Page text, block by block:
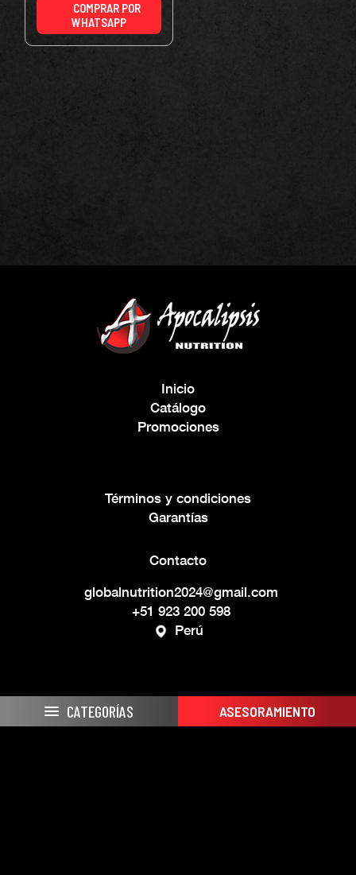
CATEGORÍAS
COMPRAR POR
WHATSAPP
Inicio
Catálogo
Promociones
Términos y condiciones
Garantías
Contacto
globalnutrition2024@gmail.com
+51 923 200 598
Perú
Síguenos
ASESORAMIENTO